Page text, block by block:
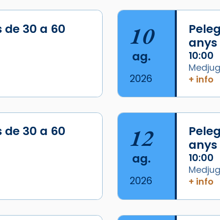
30 a 60
10
ag.
2026
10:00
+ info
30 a 60
12
ag.
2026
10:00
+ info